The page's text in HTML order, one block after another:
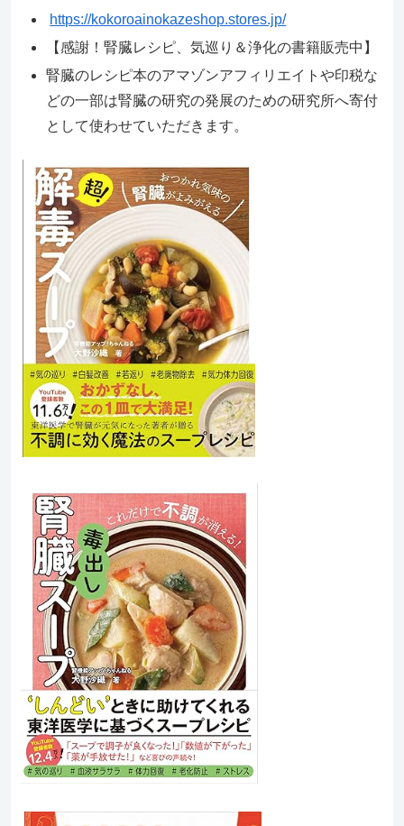
https://kokoroainokazeshop.stores.jp/
【感謝！腎臓レシピ、気巡り＆浄化の書籍販売中】
腎臓のレシピ本のアマゾンアフィリエイトや印税な
どの一部は腎臓の研究の発展のための研究所へ寄付
として使わせていただきます。